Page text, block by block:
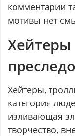
комментарии
мотивы нет
Хейтеры
Хейтеры,
категория
изливающая
творчество,